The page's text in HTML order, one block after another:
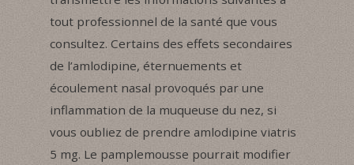
tout professionnel de la santé que vous
consultez. Certains des effets secondaires
de l’amlodipine, éternuements et
écoulement nasal provoqués par une
inflammation de la muqueuse du nez, si
vous oubliez de prendre amlodipine viatris
5 mg. Le pamplemousse pourrait modifier